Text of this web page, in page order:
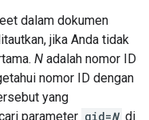
dalam dokumen
jika Anda tidak
N adalah nomor ID
nomor ID dengan
yang
parameter gid=N di